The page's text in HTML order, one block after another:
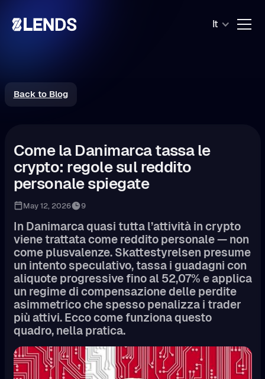
It
Back to Blog
Come la Danimarca tassa le
crypto: regole sul reddito
personale spiegate
May 12, 2026 9
In Danimarca quasi tutta l’attività in crypto
viene trattata come reddito personale — non
come plusvalenze. Skattestyrelsen presume
un intento speculativo, tassa i guadagni con
aliquote progressive fino al 52,07% e applica
un regime di compensazione delle perdite
asimmetrico che spesso penalizza i trader
più attivi. Ecco come funziona questo
quadro, nella pratica.